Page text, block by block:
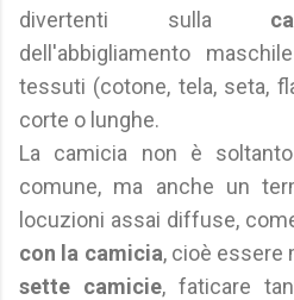
divertenti sulla
dell'abbigliamento
tessuti (cotone, tela, seta,
corte o lunghe.
La camicia non è
comune, ma anche un
locuzioni assai diffuse,
con la camicia, cioè
sette camicie, faticare